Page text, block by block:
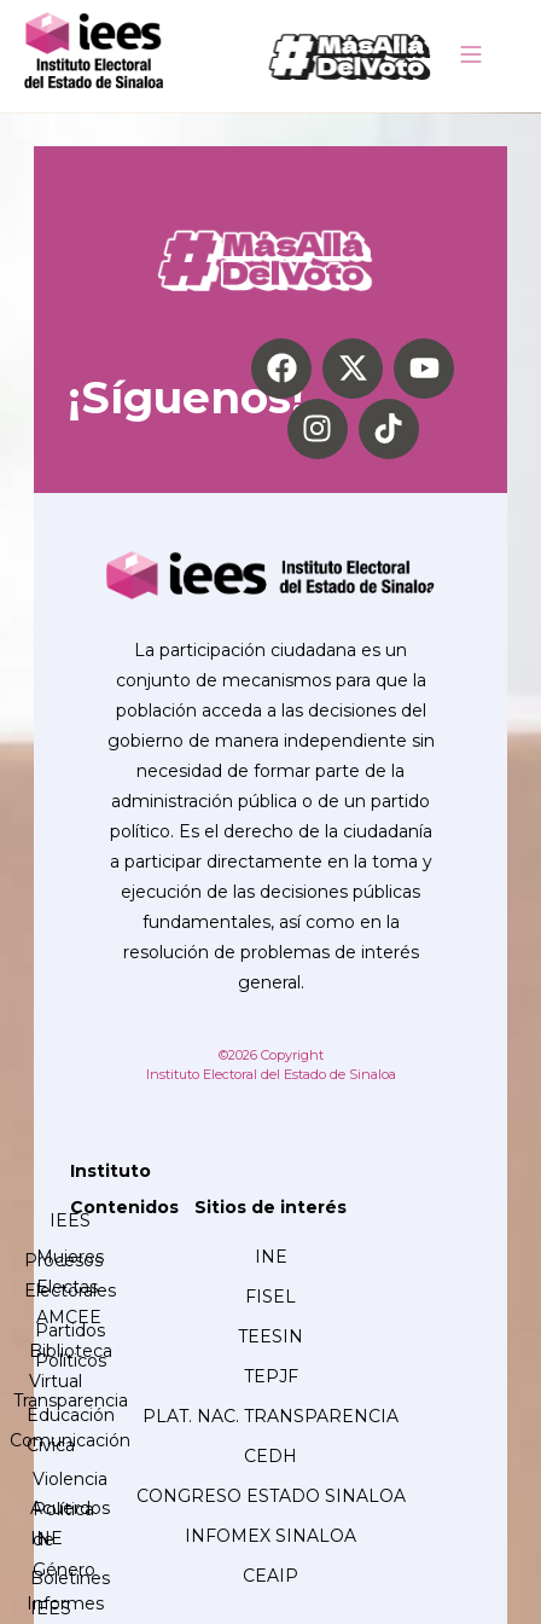
¡Síguenos!
La participación ciudadana es un
conjunto de mecanismos para que la
población acceda a las decisiones del
gobierno de manera independiente sin
necesidad de formar parte de la
administración pública o de un partido
político. Es el derecho de la ciudadanía
a participar directamente en la toma y
ejecución de las decisiones públicas
fundamentales, así como en la
resolución de problemas de interés
general.
©2026 Copyright
Instituto Electoral del Estado de Sinaloa
Instituto
IEES
Procesos
Electorales
Partidos
Políticos
Transparencia
Comunicación
Acuerdos
INE
Boletines
IEES
Contenidos
Mujeres
Electas
AMCEE
Biblioteca
Virtual
Educación
Cívica
Violencia
Política
de
Género
Informes
Sitios de interés
INE
FISEL
TEESIN
TEPJF
PLAT. NAC. TRANSPARENCIA
CEDH
CONGRESO ESTADO SINALOA
INFOMEX SINALOA
CEAIP